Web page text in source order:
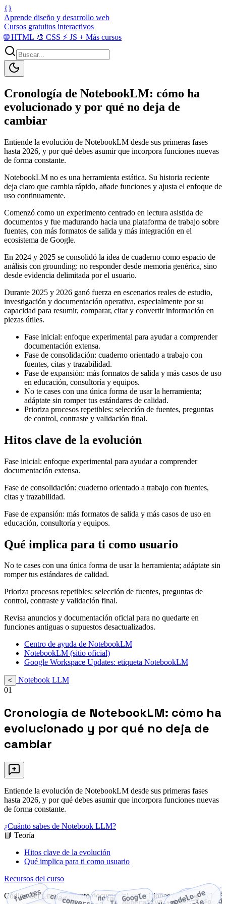
{}
Aprende diseño y desarrollo web
Cursos gratuitos interactivos
🌐HTML 🎨 CSS ⚡ JS + Más cursos
Cronología de NotebookLM: cómo ha
evolucionado y por qué no deja de
cambiar
Entiende la evolución de NotebookLM desde sus primeras fases
hasta 2026, y por qué debes asumir que incorpora funciones nuevas
de forma constante.
NotebookLM no es una herramienta estática. Su historia reciente
deja claro que cambia rápido, añade funciones y ajusta el enfoque de
uso continuamente.
Comenzó como un experimento centrado en lectura asistida de
documentos y fue madurando hacia una plataforma de trabajo sobre
fuentes, con más formatos de salida y más integración en el
ecosistema de Google.
En 2024 y 2025 se consolidó la idea de cuaderno como espacio de
análisis con grounding: no responder desde memoria genérica, sino
desde evidencia delimitada por el usuario.
Durante 2025 y 2026 ganó fuerza en escenarios reales de estudio,
investigación y documentación operativa, especialmente por su
capacidad para resumir, comparar, citar y convertir información en
piezas útiles.
Fase inicial: enfoque experimental para ayudar a comprender
documentación extensa.
Fase de consolidación: cuaderno orientado a trabajo con
fuentes, citas y trazabilidad.
Fase de expansión: más formatos de salida y más casos de uso
en educación, consultoría y equipos.
No te cases con una única forma de usar la herramienta;
adáptate sin romper tus estándares de calidad.
Prioriza procesos repetibles: selección de fuentes, preguntas
de control, contraste y validación final.
Hitos clave de la evolución
Fase inicial: enfoque experimental para ayudar a comprender
documentación extensa.
Fase de consolidación: cuaderno orientado a trabajo con fuentes,
citas y trazabilidad.
Fase de expansión: más formatos de salida y más casos de uso en
educación, consultoría y equipos.
Qué implica para ti como usuario
No te cases con una única forma de usar la herramienta; adáptate sin
romper tus estándares de calidad.
Prioriza procesos repetibles: selección de fuentes, preguntas de
control, contraste y validación final.
Revisa anuncios y documentación oficial para no quedarte en
funciones antiguas o supuestos desactualizados.
Centro de ayuda de NotebookLM
NotebookLM (sitio oficial)
Google Workspace Updates: etiqueta NotebookLM
<
Notebook LLM
01
Cronología de NotebookLM: cómo ha
evolucionado y por qué no deja de
cambiar
Entiende la evolución de NotebookLM desde sus primeras fases
hasta 2026, y por qué debes asumir que incorpora funciones nuevas
de forma constante.
¿Cuánto sabes de Notebook LLM?
📘 Teoría
Hitos clave de la evolución
Qué implica para ti como usuario
Recursos del curso
Código del tema: Contexto documental + decisiones con evidencia
fuentes cuaderno notas Google d
e
l
o
d
e
l
e
n
g
u
a
j